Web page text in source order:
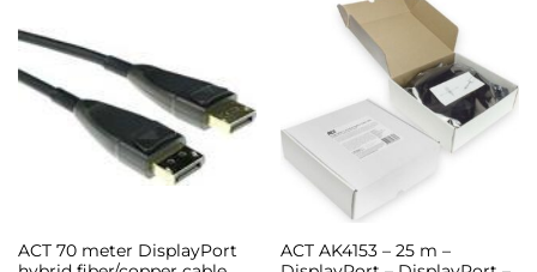
ACT 70 meter DisplayPort
ACT AK4153 – 25 m –